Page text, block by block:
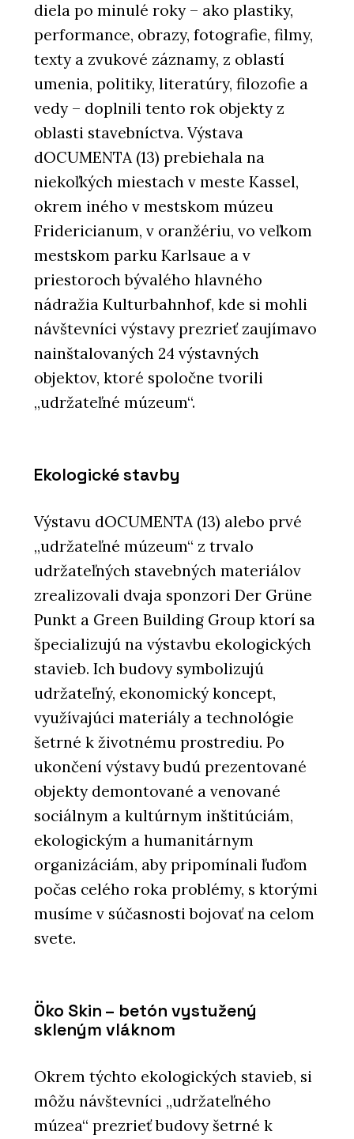
diela po minulé roky – ako plastiky,
performance, obrazy, fotografie, filmy,
texty a zvukové záznamy, z oblastí
umenia, politiky, literatúry, filozofie a
vedy – doplnili tento rok objekty z
oblasti stavebníctva. Výstava
dOCUMENTA (13) prebiehala na
niekoľkých miestach v meste Kassel,
okrem iného v mestskom múzeu
Fridericianum, v oranžériu, vo veľkom
mestskom parku Karlsaue a v
priestoroch bývalého hlavného
nádražia Kulturbahnhof, kde si mohli
návštevníci výstavy prezrieť zaujímavo
nainštalovaných 24 výstavných
objektov, ktoré spoločne tvorili
„udržateľné múzeum“.
Ekologické stavby
Výstavu dOCUMENTA (13) alebo prvé
„udržateľné múzeum“ z trvalo
udržateľných stavebných materiálov
zrealizovali dvaja sponzori Der Grüne
Punkt a Green Building Group ktorí sa
špecializujú na výstavbu ekologických
stavieb. Ich budovy symbolizujú
udržateľný, ekonomický koncept,
využívajúci materiály a technológie
šetrné k životnému prostrediu. Po
ukončení výstavy budú prezentované
objekty demontované a venované
sociálnym a kultúrnym inštitúciám,
ekologickým a humanitárnym
organizáciám, aby pripomínali ľuďom
počas celého roka problémy, s ktorými
musíme v súčasnosti bojovať na celom
svete.
Öko Skin – betón vystužený
skleným vláknom
Okrem týchto ekologických stavieb, si
môžu návštevníci „udržateľného
múzea“ prezrieť budovy šetrné k